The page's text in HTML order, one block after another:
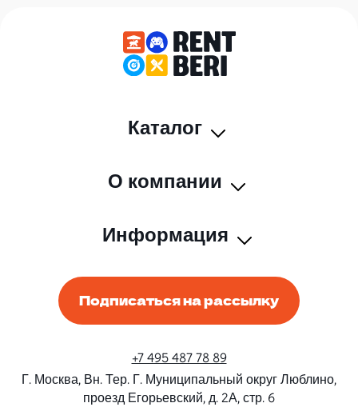
Каталог
О компании
Информация
Подписаться на рассылку
+7 495 487 78 89
Г. Москва, Вн. Тер. Г. Муниципальный округ Люблино,
проезд Егорьевский, д. 2А, стр. 6